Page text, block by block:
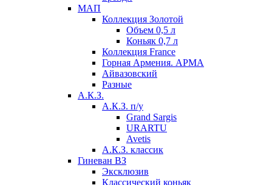
МАП
Коллекция Золотой
Объем 0,5 л
Коньяк 0,7 л
Коллекция France
Горная Армения. АРМА
Айвазовский
Разные
А.К.З.
А.К.З. п/у
Grand Sargis
URARTU
Avetis
А.К.З. классик
Гиневан ВЗ
Эксклюзив
Классический коньяк